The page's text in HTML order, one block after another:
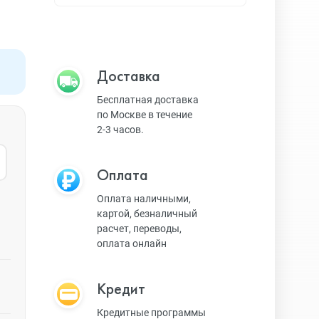
Magic Keyboard
ЗУ и кабели
Игровые консоли
Ремешки для AW
Доставка
Бесплатная доставка
по Москве в течение
2-3 часов.
Оплата
Оплата наличными,
картой, безналичный
расчет, переводы,
оплата онлайн
Кредит
Кредитные программы